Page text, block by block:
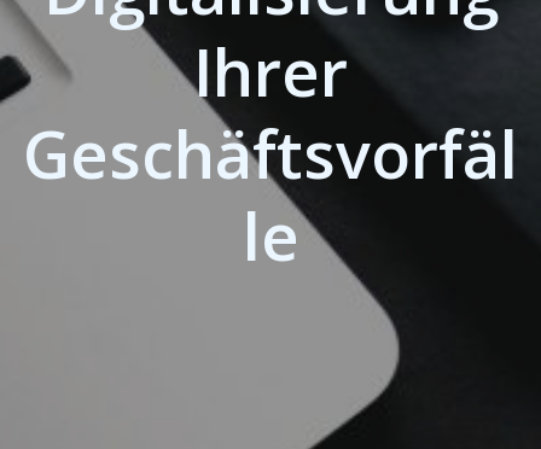
Ihrer
Geschäftsvorfäl
le